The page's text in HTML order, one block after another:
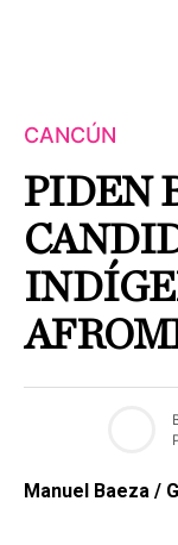
CANCÚN
PIDEN
Manuel Baeza /